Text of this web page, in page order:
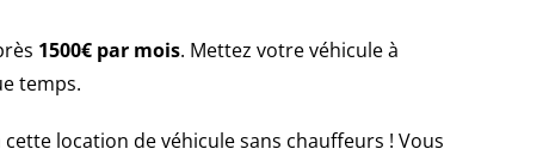
1500€ par mois. Mettez votre véhicule à
temps.
location de véhicule sans chauffeurs ! Vous